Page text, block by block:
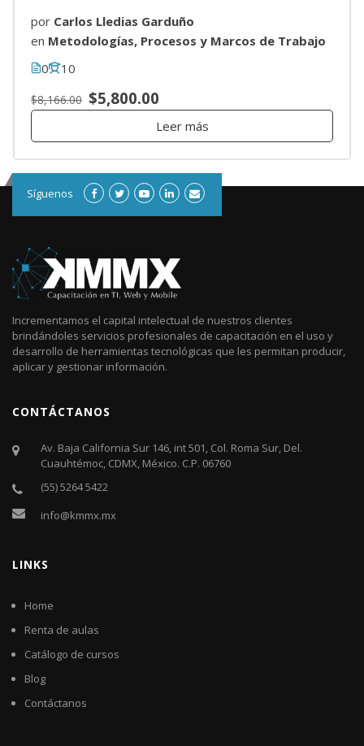
por Carlos Lledias Garduño
en Metodologías, Procesos y Marcos de Trabajo
0
10
$8,166.00 $5,800.00
Leer más
Síguenos
Incrementamos el capital intelectual de nuestros clientes
brindándoles servicios profesionales de capacitación en el uso y
desarrollo de herramientas tecnológicas que les permitan producir,
aplicar y gestionar información.
CONTÁCTANOS
Av. Baja California Sur 146, int 501, Col. Roma Sur, Del.
Cuauhtémoc, CDMX, México. C.P. 06760​
(55) 5264 5422
info@kmmx.mx
LINKS
Home
Renta de aulas
Catálogo de cursos
Blog
Contáctanos